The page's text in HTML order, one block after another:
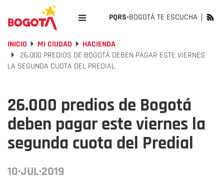
PQRS-BOGOTÁ TE ESCUCHA
INICIO MI CIUDAD
HACIENDA
26.000 PREDIOS DE BOGOTÁ DEBEN PAGAR ESTE VIERNES
LA SEGUNDA CUOTA DEL PREDIAL
26.000 predios de Bogotá
deben pagar este viernes la
segunda cuota del Predial
10·JUL·2019